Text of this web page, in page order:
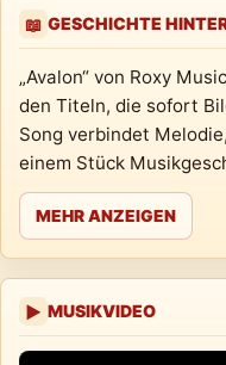
📖 GESCHICHTE
„Avalon“ von Roxy
den Titeln, die sofort
Song verbindet
einem Stück
MEHR ANZEIGEN
▶ MUSIKVIDEO